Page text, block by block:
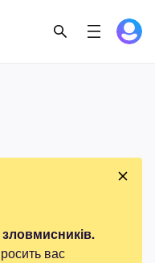
зловмисників.
вас